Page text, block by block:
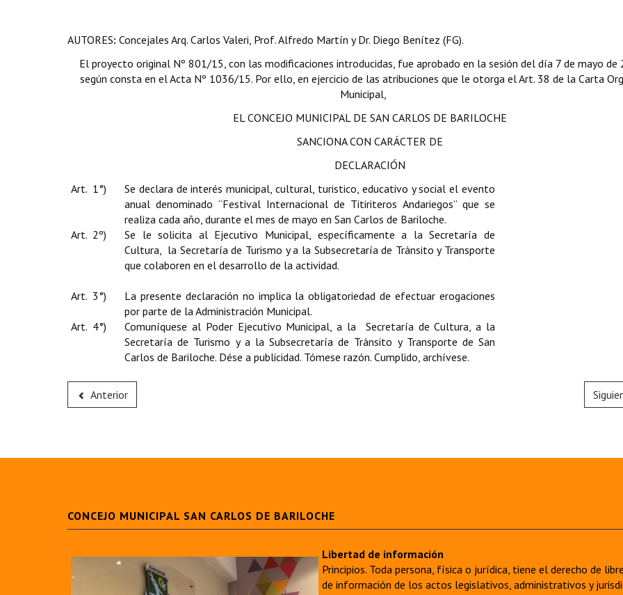
AUTORES: Concejales Arq. Carlos Valeri, Prof. Alfredo Martín y Dr. Diego Benítez (FG).
El proyecto original Nº 801/15, con las modificaciones introducidas, fue aprobado en la sesión del día 7 de mayo de
según consta en el Acta Nº 1036/15. Por ello, en ejercicio de las atribuciones que le otorga el Art. 38 de la Carta
Municipal,
EL CONCEJO MUNICIPAL DE SAN CARLOS DE BARILOCHE
SANCIONA CON CARÁCTER DE
DECLARACIÓN
Art. 1°)
Se declara de interés municipal, cultural, turistico, educativo y social el evento
anual denominado “Festival Internacional de Titiriteros Andariegos” que se
realiza cada año, durante el mes de mayo en San Carlos de Bariloche.
Art. 2º)
Se le solicita al Ejecutivo Municipal, específicamente a la Secretaría de
Cultura, la Secretaría de Turismo y a la Subsecretaría de Tránsito y Transporte
que colaboren en el desarrollo de la actividad.
Art. 3°)
La presente declaración no implica la obligatoriedad de efectuar erogaciones
por parte de la Administración Municipal.
Art. 4°)
Comuníquese al Poder Ejecutivo Municipal, a la Secretaría de Cultura, a la
Secretaría de Turismo y a la Subsecretaría de Tránsito y Transporte de San
Carlos de Bariloche. Dése a publicidad. Tómese razón. Cumplido, archívese.
Anterior
CONCEJO MUNICIPAL SAN CARLOS DE BARILOCHE
Libertad de información
Principios. Toda persona, física o jurídica, tiene el derecho de
de información de los actos legislativos, administrativos y